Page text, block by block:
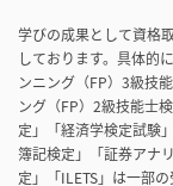
学びの成果として資格
しております。具体的
ンニング（FP）3級技
ング（FP）2級技能士
定」「経済学検定試験
簿記検定」「証券アナ
定」「ILETS」は一部